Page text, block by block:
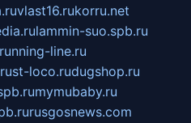
vlast16.rukorru.net
lammin-suo.spb.ru
running-line.ru
rust-loco.rudugshop.ru
mymubaby.ru
rusgosnews.com